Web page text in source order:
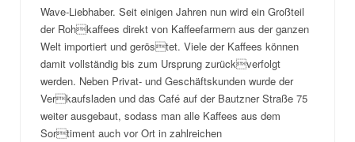
Wave-Liebhaber. Seit einigen Jahren nun wird ein Großteil
der Rohkaffees direkt von Kaffeefarmern aus der ganzen
Welt importiert und geröstet. Viele der Kaffees können
damit vollständig bis zum Ursprung zurückverfolgt
werden. Neben Privat- und Geschäftskunden wurde der
Verkaufsladen und das Café auf der Bautzner Straße 75
weiter ausgebaut, sodass man alle Kaffees aus dem
Sortiment auch vor Ort in zahlreichen